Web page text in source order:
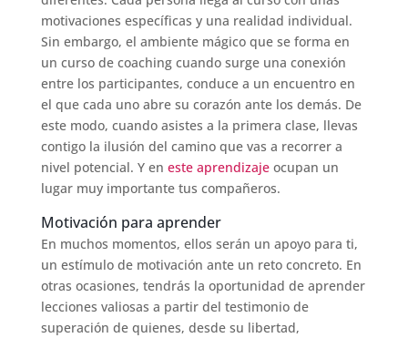
motivaciones específicas y una realidad individual.
Sin embargo, el ambiente mágico que se forma en
un curso de coaching cuando surge una conexión
entre los participantes, conduce a un encuentro en
el que cada uno abre su corazón ante los demás. De
este modo, cuando asistes a la primera clase, llevas
contigo la ilusión del camino que vas a recorrer a
nivel potencial. Y en este aprendizajeocupan un
lugar muy importante tus compañeros.
Motivación para aprender
En muchos momentos, ellos serán un apoyo para ti,
un estímulo de motivación ante un reto concreto. En
otras ocasiones, tendrás la oportunidad de aprender
lecciones valiosas a partir del testimonio de
superación de quienes, desde su libertad,